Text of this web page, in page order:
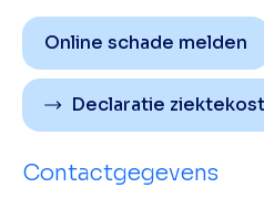
Online schade melden
Declaratie
Contactgegevens